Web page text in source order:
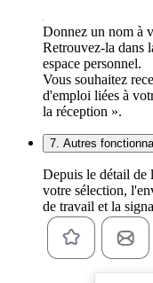
Donnez un nom à
Retrouvez-la dans
espace personnel.
Vous souhaitez
d'emploi liées à
la réception ».
7. Autres
Depuis le détail de
votre sélection,
de travail et la